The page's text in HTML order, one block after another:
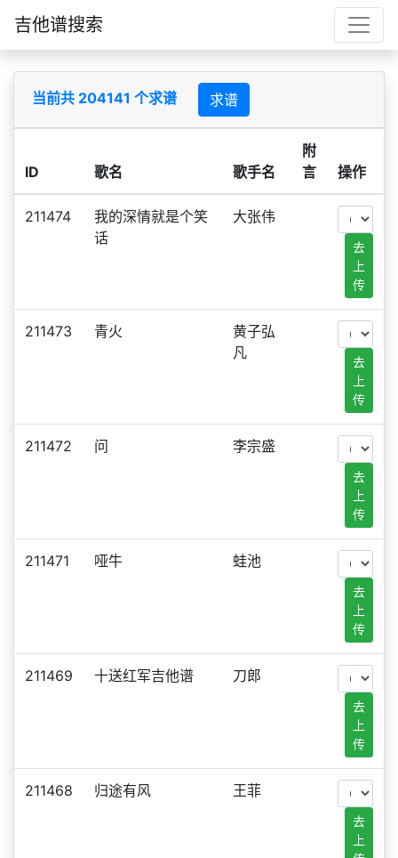
吉他谱搜索
当前共 204141 个求谱 求谱
ID 歌名 歌手名
附
言
操作
211474
我的深情就是个笑
话
大张伟
去
上
传
211473 青火
黄子弘
凡
去
上
传
211472 问 李宗盛
去
上
传
211471 哑牛 蛙池
去
上
传
211469 十送红军吉他谱 刀郎
去
上
传
211468 归途有风 王菲
去
上